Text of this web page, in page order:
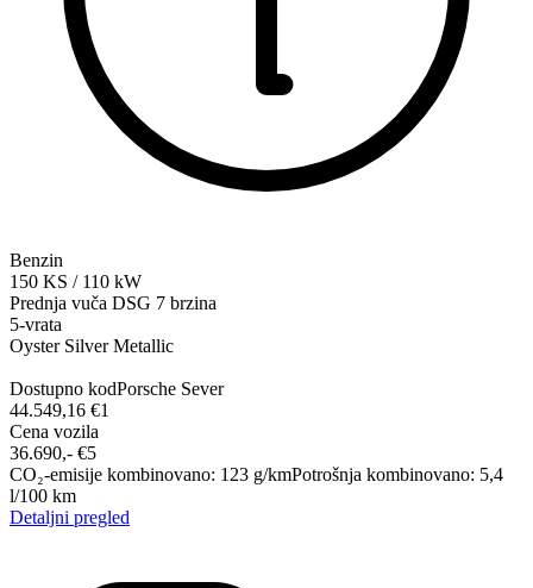
Benzin
150 KS / 110 kW
Prednja vuča DSG 7 brzina
5-vrata
Oyster Silver Metallic
Dostupno kodPorsche Sever
44.549,16 €1
Cena vozila
36.690,-‍ €5
CO₂-emisije kombinovano: 123 g/kmPotrošnja kombinovano: 5,4
l/100 km
Detaljni pregled